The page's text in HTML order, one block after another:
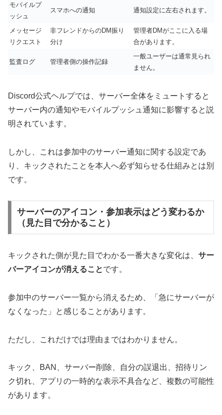
モバイルプ
ッシュ
スマホへの通知 通知設定に左右されます。
メッセージ
リクエスト
非フレンドからのDM振り
分け
管理者DMがここに入る場
合があります。
監査ログ 管理者側の操作記録
一般ユーザーは通常見られ
ません。
Discord公式ヘルプでは、サーバー全体をミュートすると
サーバー内の通知やモバイルプッシュ通知に影響すると説
明されています。
しかし、これは参加中のサーバー通知に関する設定であ
り、キックされたことを本人へ必ず知らせる仕組みとは別
です。
サーバーのアイコン・参加表示はどう変わるか
（見た目で分かること）
キックされた側が見た目でわかる一番大きな変化は、 サー
バーアイコンが消えることです。
参加中のサーバー一覧から消えるため、「急にサーバーが
なくなった」と感じることがあります。
ただし、これだけでは理由まではわかりません。
キック、BAN、サーバー削除、自分の誤退出、招待リン
ク切れ、アプリの一時的な表示不具合など、複数の可能性
があります。